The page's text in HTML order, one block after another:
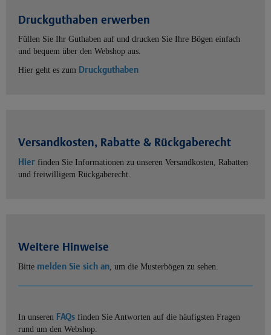
Druckguthaben erwerben
Füllen Sie Ihr Guthaben auf und drucken Sie Ihre Bögen einfach
und bequem über den Webshop aus.
Hier geht es zum Druckguthaben
Versandkosten, Rabatte & Rückgaberecht
Hier finden Sie Informationen zu unseren Versandkosten, Rabatten
und freiwilligem Rückgaberecht.
Weitere Hinweise
Bitte melden Sie sich an, um die Musterbögen zu sehen.
In unseren FAQs finden Sie Antworten auf die häufigsten Fragen
rund um den Webshop.